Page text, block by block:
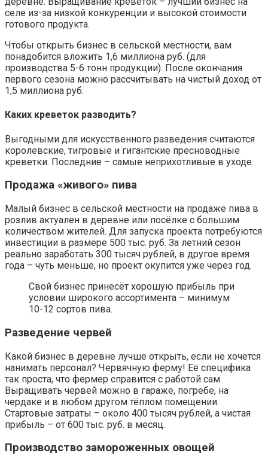
селе из-за низкой конкуренции и высокой стоимости
готового продукта.
Чтобы открыть бизнес в сельской местности, вам
понадобится вложить 1,6 миллиона руб. (для
производства 5-6 тонн продукции). После окончания
первого сезона можно рассчитывать на чистый доход от
1,5 миллиона руб.
Каких креветок разводить?
Выгодными для искусственного разведения считаются
королевские, тигровые и гигантские пресноводные
креветки. Последние – самые неприхотливые в уходе.
Продажа «живого» пива
Малый бизнес в сельской местности на продаже пива в
розлив актуален в деревне или посёлке с большим
количеством жителей. Для запуска проекта потребуются
инвестиции в размере 500 тыс. руб. За летний сезон
реально заработать 300 тысяч рублей, в другое время
года – чуть меньше, но проект окупится уже через год.
Свой бизнес принесёт хорошую прибыль при
условии широкого ассортимента – минимум
10-12 сортов пива.
Разведение червей
Какой бизнес в деревне лучше открыть, если не хочется
нанимать персонал? Червячную ферму! Её специфика
так проста, что фермер справится с работой сам.
Выращивать червей можно в гараже, погребе, на
чердаке и в любом другом тёплом помещении.
Стартовые затраты – около 400 тысяч рублей, а чистая
прибыль – от 600 тыс. руб. в месяц.
Производство замороженных овощей